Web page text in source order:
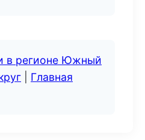
в регионе Южный
Главная